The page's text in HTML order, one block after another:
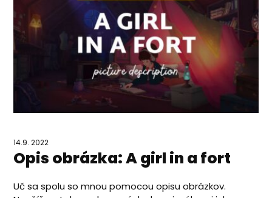
14.9. 2022
Opis obrázka: A girl in a fort
Uč sa spolu so mnou pomocou opisu obrázkov.